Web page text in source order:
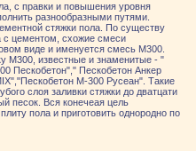
с правки и повышения уровня
разнообразными путями.
стяжки пола. По существу
с цементом, схожие смеси
виде и именуется смесь М300.
М300, известные и знаменитые - "
Пескобетон"," Пескобетон Анкер
М-300 Русеан". Такие
слоя заливки стяжки до дватцати
песок. Вся конечеая цель
пола и приготовить однородно по